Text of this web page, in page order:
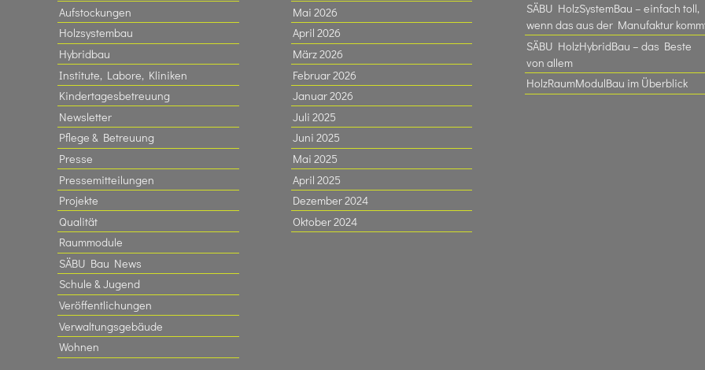
Aufstockungen
Holzsystembau
Hybridbau
Institute, Labore, Kliniken
Kindertagesbetreuung
Newsletter
Pflege & Betreuung
Presse
Pressemitteilungen
Projekte
Qualität
Raummodule
SÄBU Bau News
Schule & Jugend
Veröffentlichungen
Verwaltungsgebäude
Wohnen
Mai 2026
April 2026
März 2026
Februar 2026
Januar 2026
Juli 2025
Juni 2025
Mai 2025
April 2025
Dezember 2024
Oktober 2024
SÄBU HolzSystemBau – einfach toll,
wenn das aus der Manufaktur kommt
SÄBU HolzHybridBau – das Beste
von allem
HolzRaumModulBau im Überblick